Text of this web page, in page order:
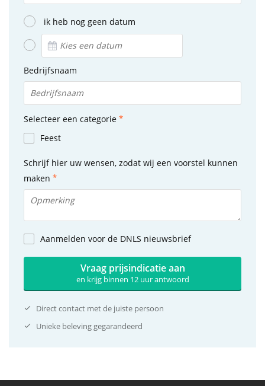
ik heb nog geen datum
Bedrijfsnaam
Selecteer een categorie
Feest
Schrijf hier uw wensen, zodat wij een voorstel kunnen
maken
Aanmelden voor de DNLS nieuwsbrief
Vraag prijsindicatie aan
en krijg binnen 12 uur antwoord
Direct contact met de juiste persoon
Unieke beleving gegarandeerd